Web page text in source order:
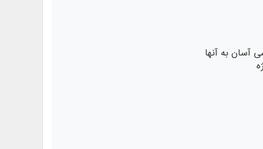
به آنها